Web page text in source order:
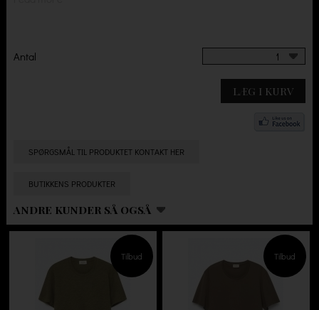
Antal 1
LÆG I KURV
SPØRGSMÅL TIL PRODUKTET KONTAKT HER
BUTIKKENS PRODUKTER
ANDRE KUNDER SÅ OGSÅ
Tilbud Tilbud